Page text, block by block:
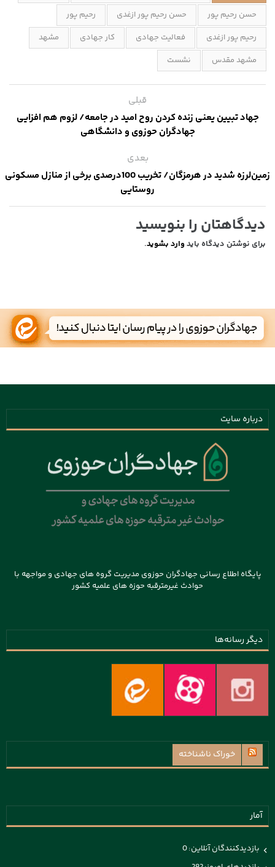
حسن رحیم پور
حسن رحیم پور ازغدی
رحیم پور
رحیم پور ازغدی
فعالیت جهادی کار جهادی
مشهد
مشهد مقدس
نشست
قبلی
جهاد تبیین یعنی زنده کردن روح امید در جامعه/ لزوم هم افزایی
جهادگران حوزوی و دانشگاهی
بعدی
زمین‌لرزه شدید در هرمزگان/ تخریب 100درصدی برخی از منازل مسکونی
روستایی
دیدگاهتان را بنویسید
برای نوشتن دیدگاه باید وارد بشوید.
درباره سایت
پایگاه اطلاع رسانی جهادگران حوزوی مدیریت گروه های جهادی و مواجهه با
حوادث غیرمترقبه حوزه های علمیه کشور
دیگر رسانه‌ها
خوراک ناشناخته
آمار
بازدیدکنندگان آنلاین:0